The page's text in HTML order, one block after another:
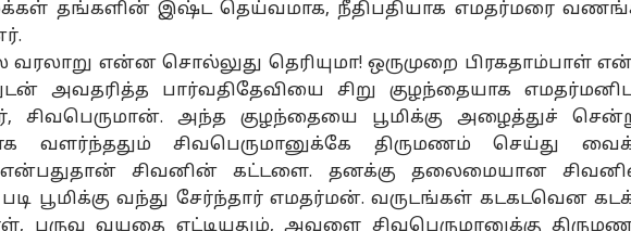
தங்களின் இஷ்ட தெய்வமாக, நீதிபதியாக எமதர்மரை
என்ன சொல்லுது தெரியுமா! ஒருமுறை பிரகதாம்பாள்
அவதரித்த பார்வதிதேவியை சிறு குழந்தையாக
சிவபெருமான். அந்த குழந்தையை பூமிக்கு அழைத்துச்
வளர்ந்ததும் சிவபெருமானுக்கே திருமணம் செய்து
சிவனின் கட்டளை. தனக்கு தலைமையான
பூமிக்கு வந்து சேர்ந்தார் எமதர்மன். வருடங்கள் கடகடவென
பருவ வயதை எட்டியதும், அவளை சிவபெருமானுக்கு